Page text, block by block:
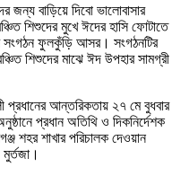
জন্য বাড়িয়ে দিবো ভালোবাসার
শিশুদের মুখে ঈদের হাসি ফোটাতে
সংগঠন ফুলকুঁড়ি আসর। সংগঠনটির
শিশুদের মাঝে ঈদ উপহার সামগ্রী
প্রধানের আন্তরিকতায় ২৭ মে বুধবার
প্রধান অতিথি ও দিকনির্দেশক
শহর শাখার পরিচালক দেওয়ান
মুর্তজা।